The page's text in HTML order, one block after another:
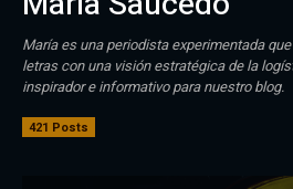
María es una periodista experimentada
letras con una visión estratégica de la
inspirador e informativo para nuestro blog.
421 Posts